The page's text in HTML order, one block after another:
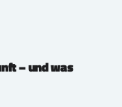
– und was